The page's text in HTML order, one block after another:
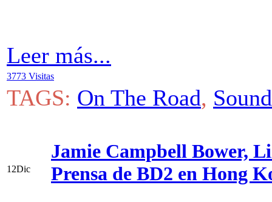
Leer más...
3773 Visitas
TAGS: On The Road,
12Dic
Jamie Campbell Bower,
Prensa de BD2 en Hong